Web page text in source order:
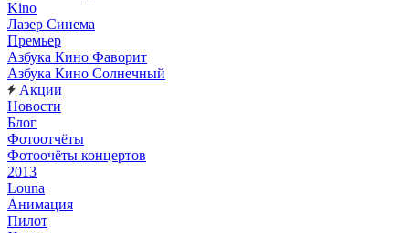
Kino
Лазер Синема
Премьер
Азбука Кино Фаворит
Азбука Кино Солнечный
Акции
Новости
Блог
Фотоотчёты
Фотоочёты концертов
2013
Louna
Анимация
Пилот